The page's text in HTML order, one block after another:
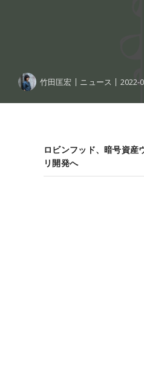
竹田匡宏 ニュース 2022-
ロビンフッド、暗号資産
リ開発へ